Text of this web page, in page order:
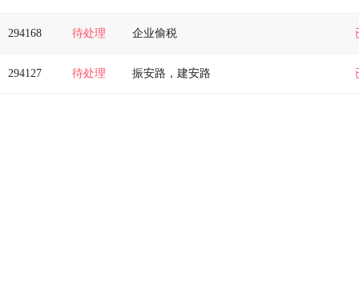
294168 待处理 企业偷税
294127 待处理 振安路，建安路